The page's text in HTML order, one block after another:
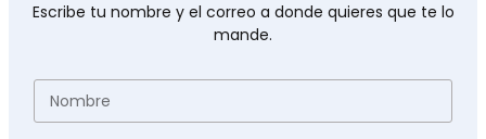
Escribe tu nombre y el correo a donde quieres que te lo
mande.
Nombre